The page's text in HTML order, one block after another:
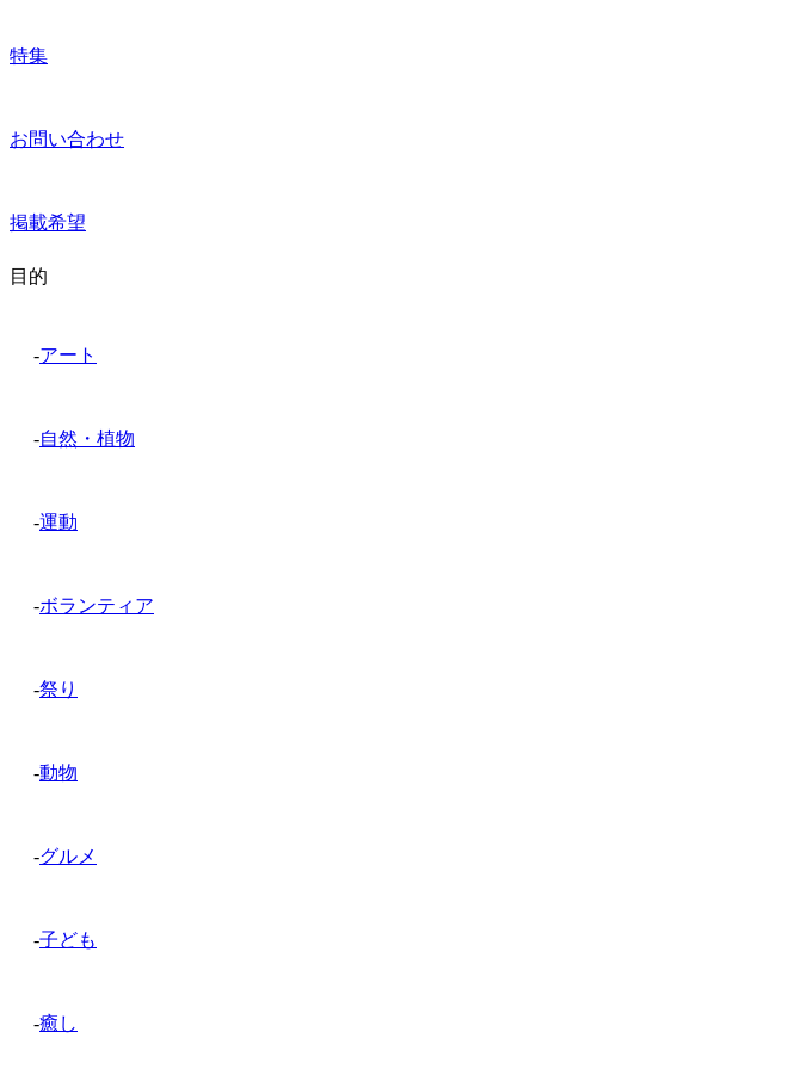
特集
お問い合わせ
掲載希望
目的
-アート
-自然・植物
-運動
-ボランティア
-祭り
-動物
-グルメ
-子ども
-癒し